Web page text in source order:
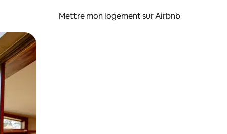
Mettre mon logement sur Airbnb